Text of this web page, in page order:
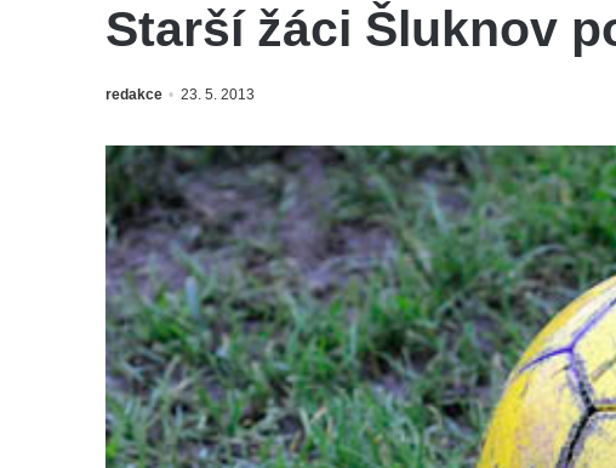
Starší žáci Šluknov
redakce 23. 5. 2013